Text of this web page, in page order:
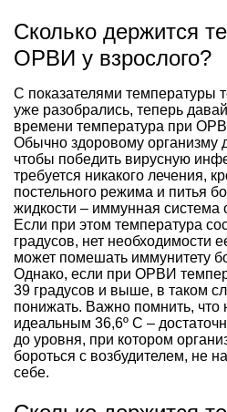
Сколько держится
ОРВИ у взрослого?
С показателями температуры
уже разобрались, теперь
времени температура при
Обычно здоровому организму
чтобы победить вирусную
требуется никакого лечения,
постельного режима и питья
жидкости – иммунная система
Если при этом температура
градусов, нет необходимости
может помешать иммунитету
Однако, если при ОРВИ
39 градусов и выше, в таком
понижать. Важно помнить, что
идеальным 36,6º C –
до уровня, при котором
бороться с возбудителем, не
себе.